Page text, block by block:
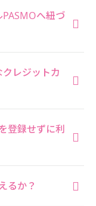
へ紐づ
レジットカ
登録せずに利
るか？